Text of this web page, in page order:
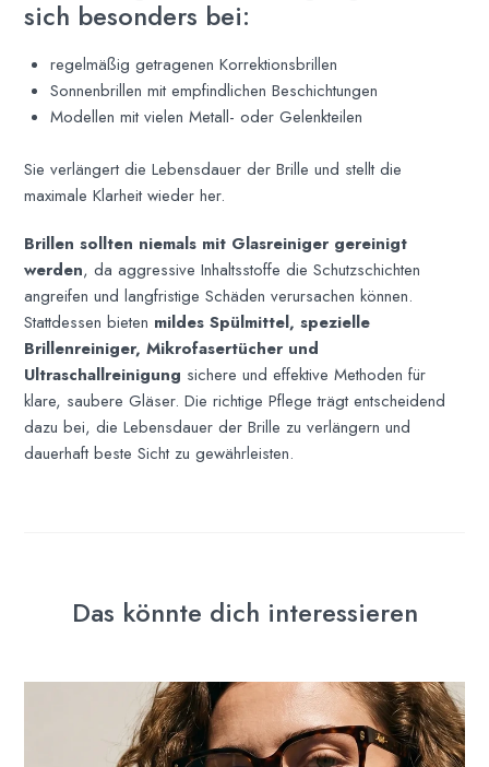
sich besonders bei:
regelmäßig getragenen Korrektionsbrillen
Sonnenbrillen mit empfindlichen Beschichtungen
Modellen mit vielen Metall- oder Gelenkteilen
Sie verlängert die Lebensdauer der Brille und stellt die
maximale Klarheit wieder her.
Brillen sollten niemals mit Glasreiniger gereinigt
werden, da aggressive Inhaltsstoffe die Schutzschichten
angreifen und langfristige Schäden verursachen können.
Stattdessen bieten mildes Spülmittel, spezielle
Brillenreiniger, Mikrofasertücher und
Ultraschallreinigung sichere und effektive Methoden für
klare, saubere Gläser. Die richtige Pflege trägt entscheidend
dazu bei, die Lebensdauer der Brille zu verlängern und
dauerhaft beste Sicht zu gewährleisten.
Das könnte dich interessieren